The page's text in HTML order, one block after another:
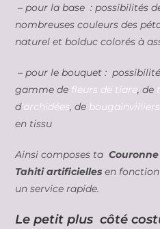
– pour la base : possibilités
nombreuses couleurs des
naturel et bolduc colorés à
– pour le bouquet :
gamme de fleurs de tiare, de
d‘orchidées, de bougainvilliers
en tissu
Ainsi composes ta
Tahiti artificielles en
un service rapide.
Le petit plus côté